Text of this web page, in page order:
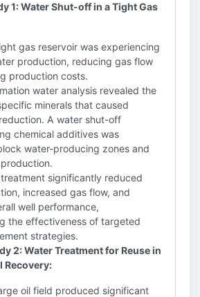
1: Water Shut-off in a Tight Gas
gas reservoir was experiencing
production, reducing gas flow
production costs.
water analysis revealed the
minerals that caused
A water shut-off
chemical additives was
water-producing zones and
significantly reduced
increased gas flow, and
well performance,
the effectiveness of targeted
strategies.
2: Water Treatment for Reuse in
Recovery:
oil field produced significant